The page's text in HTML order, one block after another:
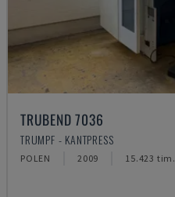
TRUBEND 7036
TRUMPF - KANTPRESS
POLEN 2009 15.423 tim.